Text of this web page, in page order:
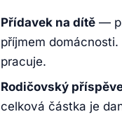
Přídavek na dítě —
příjmem
pracuje.
Rodičovský
celková částka je